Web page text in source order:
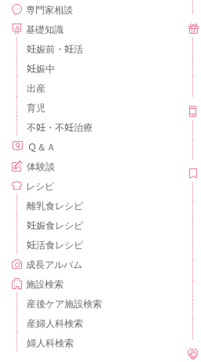
専門家相談
基礎知識
妊娠前・妊活
妊娠中
出産
育児
不妊・不妊治療
Ｑ＆Ａ
体験談
レシピ
離乳食レシピ
妊娠食レシピ
妊活食レシピ
成長アルバム
施設検索
産後ケア施設検索
産婦人科検索
婦人科検索